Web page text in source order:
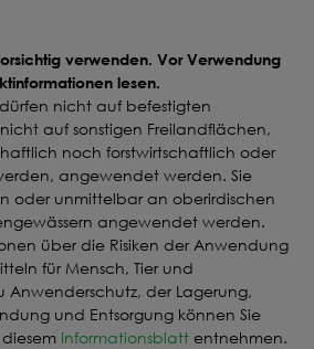
verwenden. Vor Verwendung
lesen.
nicht auf befestigten
auf sonstigen Freilandflächen,
noch forstwirtschaftlich oder
angewendet werden. Sie
oder unmittelbar an oberirdischen
angewendet werden.
über die Risiken der Anwendung
für Mensch, Tier und
Anwenderschutz, der Lagerung,
und Entsorgung können Sie
Informationsblatt entnehmen.